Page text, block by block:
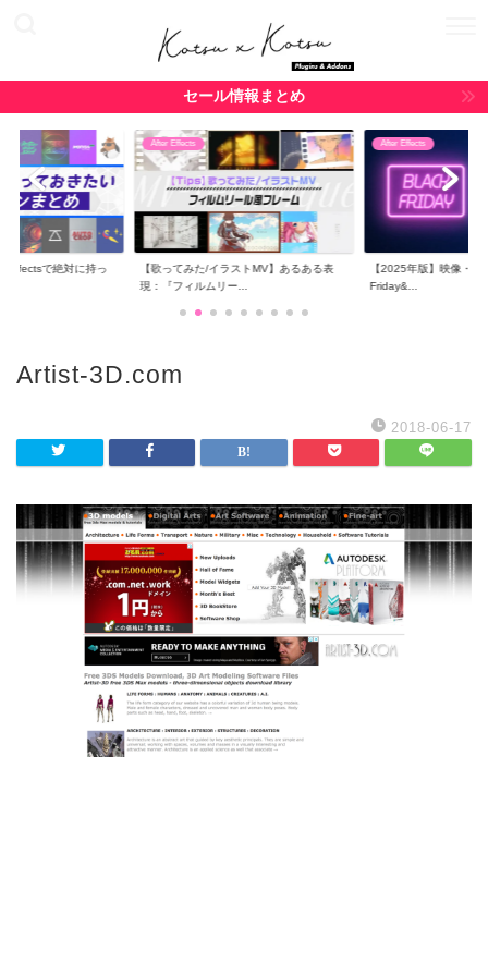
セール情報まとめ
Effectsで絶対に持っ
After Effects
【歌ってみた/イラストMV】あるある表
現：『フィルムリー...
After Effects
【2025年版】映像・
Friday&...
Artist-3D.com
2018-06-17